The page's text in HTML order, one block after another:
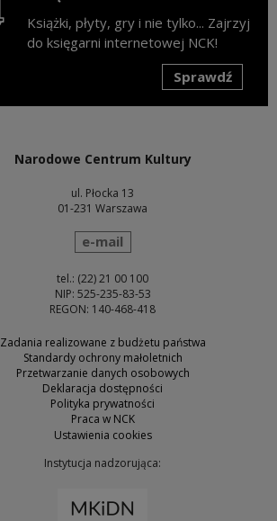
Książki, płyty, gry i nie tylko... Zajrzyj
do księgarni internetowej NCK!
Sprawdź
Narodowe Centrum Kultury
ul. Płocka 13
01-231 Warszawa
wyślij wiadomość
e-mail
tel.: (22) 21 00 100
NIP: 525-235-83-53
REGON: 140-468-418
Zadania realizowane z budżetu państwa
Standardy ochrony małoletnich
Przetwarzanie danych osobowych
Deklaracja dostępności
Polityka prywatności
Praca w NCK
Ustawienia cookies
Instytucja nadzorująca: